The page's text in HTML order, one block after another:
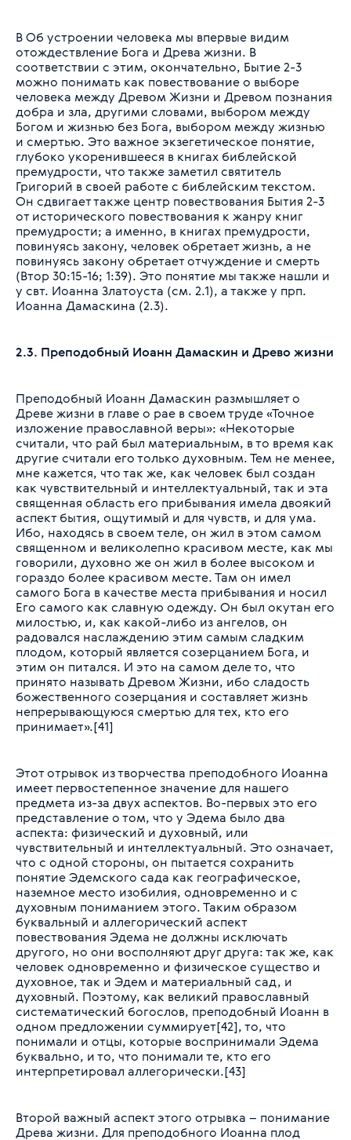
В Об устроении человека мы впервые видим
отождествление Бога и Древа жизни. В
соответствии с этим, окончательно, Бытие 2-3
можно понимать как повествование о выборе
человека между Древом Жизни и Древом познания
добра и зла, другими словами, выбором между
Богом и жизнью без Бога, выбором между жизнью
и смертью. Это важное экзегетическое понятие,
глубоко укоренившееся в книгах библейской
премудрости, что также заметил святитель
Григорий в своей работе с библейским текстом.
Он сдвигает также центр повествования Бытия 2-3
от исторического повествования к жанру книг
премудрости; а именно, в книгах премудрости,
повинуясь закону, человек обретает жизнь, а не
повинуясь закону обретает отчуждение и смерть
(Втор 30:15-16; 1:39). Это понятие мы также нашли и
у свт. Иоанна Златоуста (см. 2.1), а также у прп.
Иоанна Дамаскина (2.3).
2.3. Преподобный Иоанн Дамаскин и Древо жизни
Преподобный Иоанн Дамаскин размышляет о
Древе жизни в главе о рае в своем труде «Точное
изложение православной веры»: «Некоторые
считали, что рай был материальным, в то время как
другие считали его только духовным. Тем не менее,
мне кажется, что так же, как человек был создан
как чувствительный и интеллектуальный, так и эта
священная область его прибывания имела двоякий
аспект бытия, ощутимый и для чувств, и для ума.
Ибо, находясь в своем теле, он жил в этом самом
священном и великолепно красивом месте, как мы
говорили, духовно же он жил в более высоком и
гораздо более красивом месте. Там он имел
самого Бога в качестве места прибывания и носил
Его самого как славную одежду. Он был окутан его
милостью, и, как какой-либо из ангелов, он
радовался наслаждению этим самым сладким
плодом, который является созерцанием Бога, и
этим он питался. И это на самом деле то, что
принято называть Древом Жизни, ибо сладость
божественного созерцания и составляет жизнь
непрерывающуюся смертью для тех, кто его
принимает».[41]
Этот отрывок из творчества преподобного Иоанна
имеет первостепенное значение для нашего
предмета из-за двух аспектов. Во-первых это его
представление о том, что у Эдема было два
аспекта: физический и духовный, или
чувствительный и интеллектуальный. Это означает,
что с одной стороны, он пытается сохранить
понятие Эдемского сада как географическое,
наземное место изобилия, одновременно и с
духовным пониманием этого. Таким образом
буквальный и аллегорический аспект
повествования Эдема не должны исключать
другого, но они восполняют друг друга: так же, как
человек одновременно и физическое существо и
духовное, так и Эдем и материальный сад, и
духовный. Поэтому, как великий православный
систематический богослов, преподобный Иоанн в
одном предложении суммирует[42], то, что
понимали и отцы, которые воспринимали Эдема
буквально, и то, что понимали те, кто его
интерпретировал аллегорически.[43]
Второй важный аспект этого отрывка – понимание
Древа жизни. Для преподобного Иоанна плод